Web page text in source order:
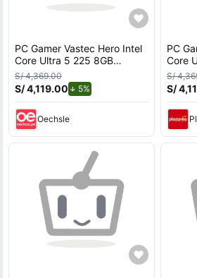
PC Gamer Vastec Hero Intel
Core Ultra 5 225 8GB
500GB SSD RTX 3050 6GB
Linux
S/ 4,369.00
S/ 4,119.00 5%
Oechsle
PC
Core
Linux
S/
S/